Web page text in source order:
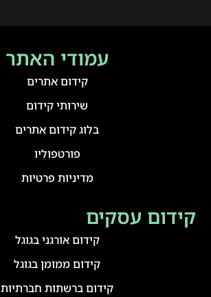
קידום עסקים
קידום אורגני בגוגל
קידום ממומן בגוגל
קידום ברשתות חברתיות
עמודי האתר
קידום אתרים
שירותי קידום
בלוג קידום אתרים
פורטפוליו
מדיניות פרטיות